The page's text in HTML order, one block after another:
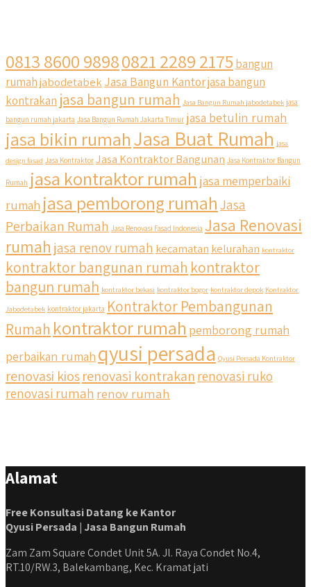
0813 8600 98980821 2289 2175 bangun
rumahjabodetabek Jasa Bangun Kantorjasa bangun
kontrakan jasa bangun rumah Jasa Bangun Rumah jabodetabek jasa
bangun rumah jakarta Jasa Bangun Rumah Jakarta Timur jasa betulin rumah
jasa bikin rumahJasa Buat Rumah jasa
design fasad Jasa Kontraktor Jasa Kontraktor Bangunan Jasa Kontraktor Bangun
Rumah jasa kontraktor rumah jasa memperbaiki
rumah jasa pemborong rumahJasa
Perbaikan Rumah Jasa Renovasi Fasad Indonesia Jasa Renovasi
rumah jasa renov rumah kecamatan kelurahan kontraktor
kontraktor bangunan rumah kontraktor
bangun rumah kontraktor bekasi kontraktor bogor kontraktor depok Kontraktor
Jabodetabek kontraktor jakarta Kontraktor Pembangunan
Rumah kontraktor rumah pemborong rumah
perbaikan rumah qyusi persada Qyusi Persada Kontraktor
renovasi kiosrenovasi kontrakanrenovasi ruko
renovasi rumah renov rumah
Alamat
Free Konsultasi Datang ke Kantor
Qyusi Persada | Jasa Bangun Rumah
Zam Zam Square Condet Unit 5A. Jl. Raya Condet No.4,
RT.10/RW.3, Balekambang, Kec. Kramat jati